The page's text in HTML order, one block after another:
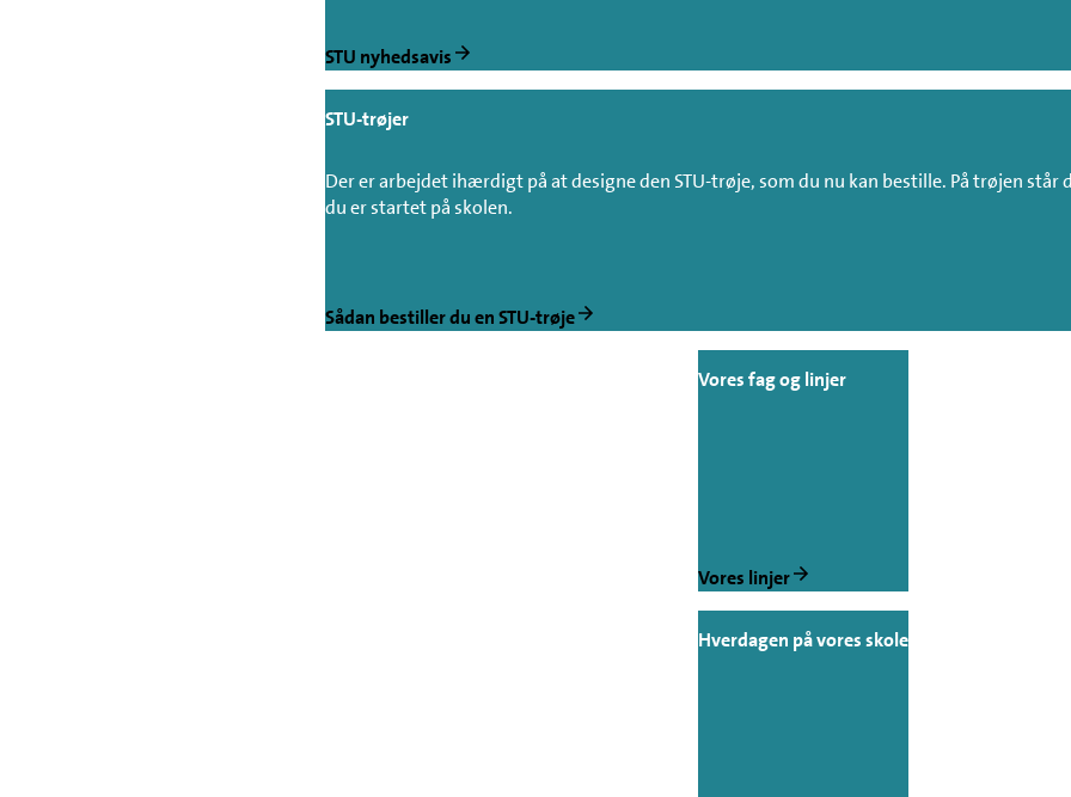
STU nyhedsavis
STU-trøjer
Der er arbejdet ihærdigt på at designe den STU-trøje, som du nu kan bestille. På trøjen står
du er startet på skolen.
Sådan bestiller du en STU-trøje
Vores fag og linjer
Vores linjer
Hverdagen på vores skole